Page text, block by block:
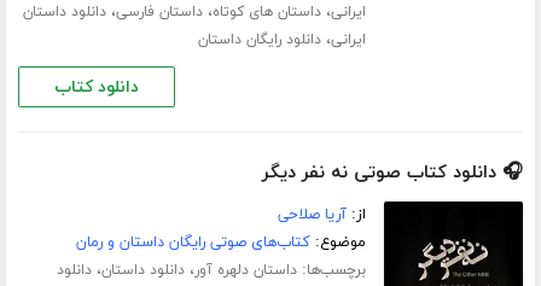
ایرانی،داستان های کوتاه،داستان فارسی،دانلود داستان
ایرانی،دانلود رایگان داستان
دانلود کتاب
🎧 دانلود کتاب صوتی نه نفر دیگر
از:آریا صلاحی
موضوع:کتاب‌های صوتی رایگان داستان و رمان
برچسب‌ها:داستان دلهره آور،دانلود داستان،دانلود